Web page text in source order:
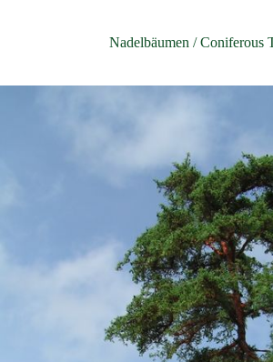
Nadelbäumen / Coniferous